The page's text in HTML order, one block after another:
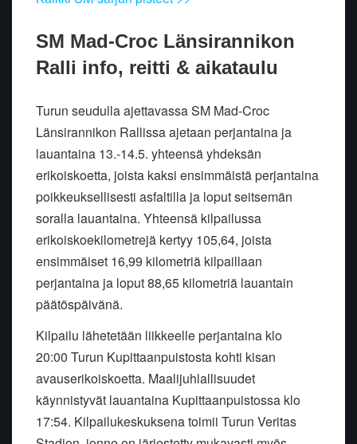
SM Mad-Croc Länsirannikon
Ralli info, reitti & aikataulu
Turun seudulla ajettavassa SM Mad-Croc
Länsirannikon Rallissa ajetaan perjantaina ja
lauantaina 13.-14.5. yhteensä yhdeksän
erikoiskoetta, joista kaksi ensimmäistä perjantaina
poikkeuksellisesti asfaltilla ja loput seitsemän
soralla lauantaina. Yhteensä kilpailussa
erikoiskoekilometrejä kertyy 105,64, joista
ensimmäiset 16,99 kilometriä kilpaillaan
perjantaina ja loput 88,65 kilometriä lauantain
päätöspäivänä.
Kilpailu lähetetään liikkeelle perjantaina klo
20:00 Turun Kupittaanpuistosta kohti kisan
avauserikoiskoetta. Maalijuhlallisuudet
käynnistyvät lauantaina Kupittaanpuistossa klo
17:54. Kilpailukeskuksena toimii Turun Veritas